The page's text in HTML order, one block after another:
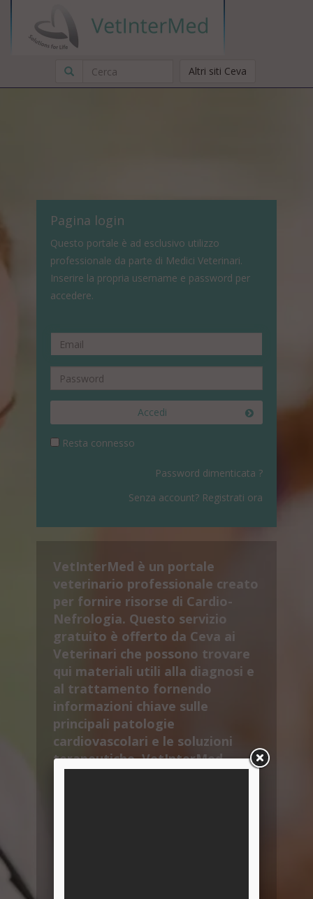
Altri siti Ceva
Pagina login
Questo portale è ad esclusivo utilizzo
professionale da parte di Medici Veterinari.
Inserire la propria username e password per
accedere.
Accedi
Resta connesso
Password dimenticata ?
Senza account? Registrati ora
VetInterMed è un portale
veterinario professionale creato
per fornire risorse di Cardio-
Nefrologia. Questo servizio
gratuito è offerto da Ceva ai
Veterinari che possono trovare
qui materiali utili alla diagnosi e
al trattamento fornendo
informazioni chiave sulle
principali patologie
cardiovascolari e le soluzioni
terapeutiche. VetInterMed